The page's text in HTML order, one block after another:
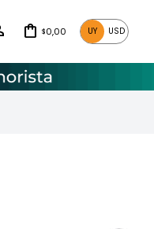
$0,00 UY USD